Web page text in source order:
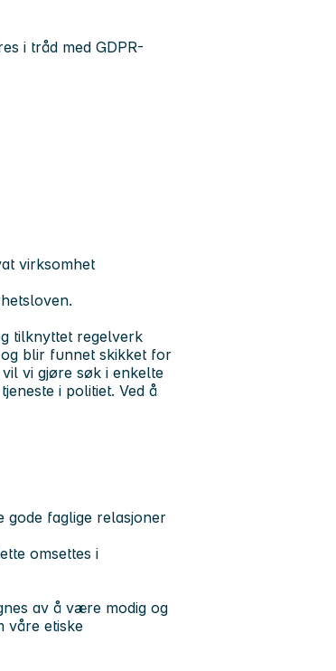
i tråd med GDPR-
virksomhet
tilknyttet regelverk
og blir funnet skikket for
vi gjøre søk i enkelte
i politiet. Ved å
gode faglige relasjoner
omsettes i
av å være modig og
våre etiske